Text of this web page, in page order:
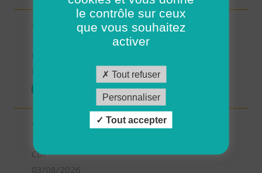
Aide à domicile BERANGE (H/F)
Aide à domicile ANIANE (H/F)
CDI
03/08/2026
le contrôle sur ceux
que vous souhaitez
activer
Tout refuser
Personnaliser
Tout accepter